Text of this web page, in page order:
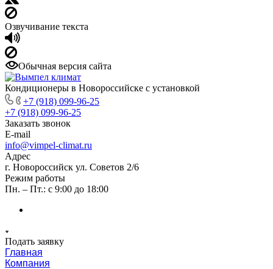
Озвучивание текста
Обычная версия сайта
Кондиционеры в Новороссийске с установкой
+7 (918) 099-96-25
+7 (918) 099-96-25
Заказать звонок
E-mail
info@vimpel-climat.ru
Адрес
г. Новороссийск ул. Советов 2/6
Режим работы
Пн. – Пт.: с 9:00 до 18:00
Подать заявку
Главная
Компания